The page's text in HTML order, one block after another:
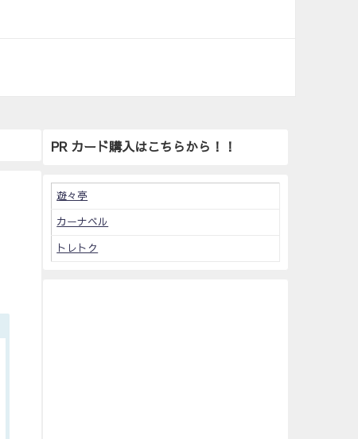
PR カード購入はこちらから！！
遊々亭
カーナベル
トレトク